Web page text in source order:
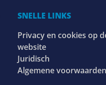
SNELLE LINKS
Privacy en cookies op
website
Juridisch
Algemene voorwaarden